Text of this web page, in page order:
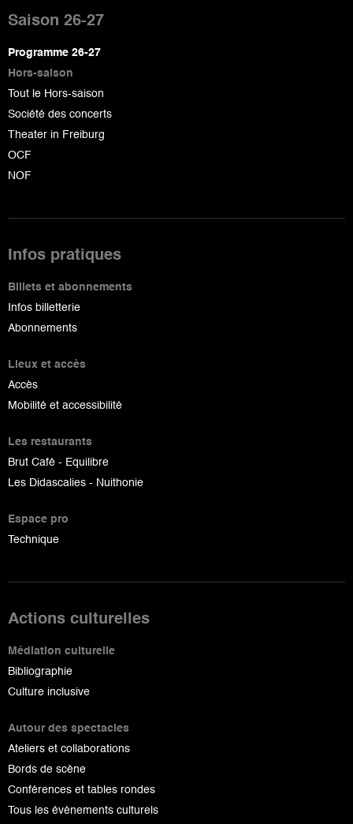
de
page
Saison 26-27
Programme 26-27
Hors-saison
Tout le Hors-saison
Société des concerts
Theater in Freiburg
OCF
NOF
Infos pratiques
Billets et abonnements
Infos billetterie
Abonnements
Lieux et accès
Accès
Mobilité et accessibilité
Les restaurants
Brut Café - Equilibre
Les Didascalies - Nuithonie
Espace pro
Technique
Actions culturelles
Médiation culturelle
Bibliographie
Culture inclusive
Autour des spectacles
Ateliers et collaborations
Bords de scène
Conférences et tables rondes
Tous les événements culturels